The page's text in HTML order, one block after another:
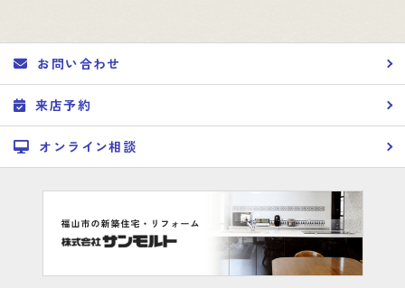
お問い合わせ
来店予約
オンライン相談